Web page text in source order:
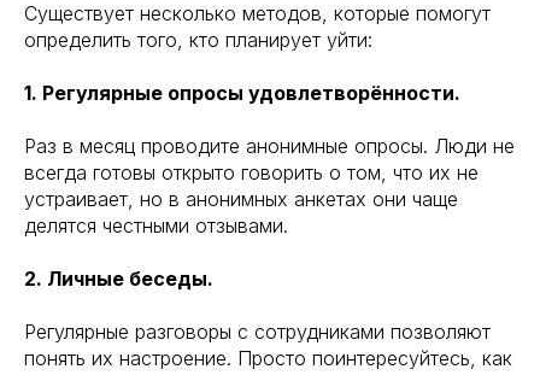
Существует несколько методов, которые помогут
определить того, кто планирует уйти:
1. Регулярные опросы удовлетворённости.
Раз в месяц проводите анонимные опросы. Люди не
всегда готовы открыто говорить о том, что их не
устраивает, но в анонимных анкетах они чаще
делятся честными отзывами.
2. Личные беседы.
Регулярные разговоры с сотрудниками позволяют
понять их настроение. Просто поинтересуйтесь, как